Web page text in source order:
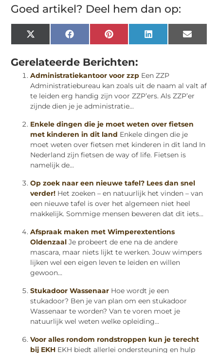
Goed artikel? Deel hem dan op:
X
(Twitter)
FacebookPinterestLinkedInEmail
Gerelateerde Berichten:
Administratiekantoor voor zzp Een ZZP
Administratiebureau kan zoals uit de naam al valt af
te leiden erg handig zijn voor ZZP’ers. Als ZZP’er
zijnde dien je je administratie...
Enkele dingen die je moet weten over fietsen
met kinderen in dit land Enkele dingen die je
moet weten over fietsen met kinderen in dit land In
Nederland zijn fietsen de way of life. Fietsen is
namelijk de...
Op zoek naar een nieuwe tafel? Lees dan snel
verder! Het zoeken – en natuurlijk het vinden – van
een nieuwe tafel is over het algemeen niet heel
makkelijk. Sommige mensen beweren dat dit iets...
Afspraak maken met Wimperextentions
Oldenzaal Je probeert de ene na de andere
mascara, maar niets lijkt te werken. Jouw wimpers
lijken wel een eigen leven te leiden en willen
gewoon...
Stukadoor Wassenaar Hoe wordt je een
stukadoor? Ben je van plan om een stukadoor
Wassenaar te worden? Van te voren moet je
natuurlijk wel weten welke opleiding...
Voor alles rondom rondstroppen kun je terecht
bij EKH EKH biedt allerlei ondersteuning en hulp